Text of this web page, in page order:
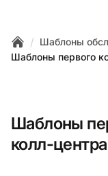
Home
/ Шаблоны
Шаблоны первого
Шаблоны
колл-центра